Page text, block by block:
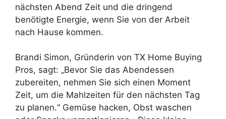
nächsten Abend Zeit und die dringend
benötigte Energie, wenn Sie von der Arbeit
nach Hause kommen.
Brandi Simon, Gründerin von TX Home Buying
Pros, sagt: „Bevor Sie das Abendessen
zubereiten, nehmen Sie sich einen Moment
Zeit, um die Mahlzeiten für den nächsten Tag
zu planen.“ Gemüse hacken, Obst waschen